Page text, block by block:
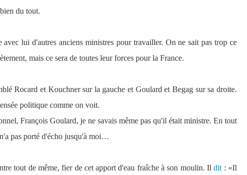
du tout.
avec luid'autres anciens ministres pour travailler. On ne sait pas trop ce
mais ce sera de toutes leur forces pour la France.
Rocard et Kouchner sur la gauche et Goulard et Begag sur sa droite.
politique comme on voit.
François Goulard, je ne savais même pas qu'il était ministre. En tout
pas porté d'écho jusqu'à moi…
tout de même, fier de cet apport d'eau fraîche à son moulin. Ildit : «Il